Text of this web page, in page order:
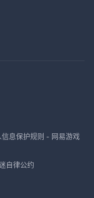
息保护规则 - 网易游戏
自律公约